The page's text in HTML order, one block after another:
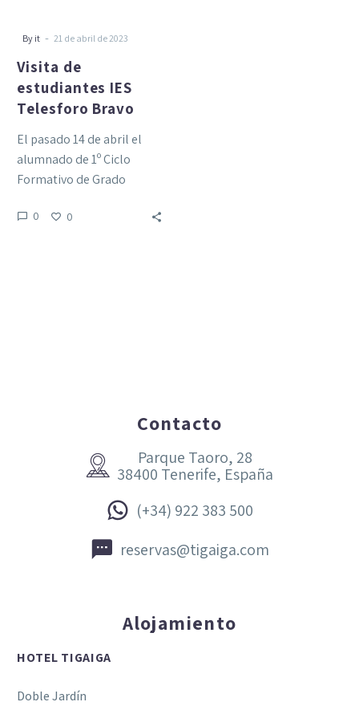
By it - 21 de abril de 2023
Visita de
estudiantes IES
Telesforo Bravo
El pasado 14 de abril el
alumnado de 1º Ciclo
Formativo de Grado
Alojamientos Turísticos
0 0
Contacto


Parque Taoro, 28
38400 Tenerife, España

 (+34) 922 383 500

 reservas@tigaiga.com
Alojamiento
HOTEL TIGAIGA
Doble Jardín